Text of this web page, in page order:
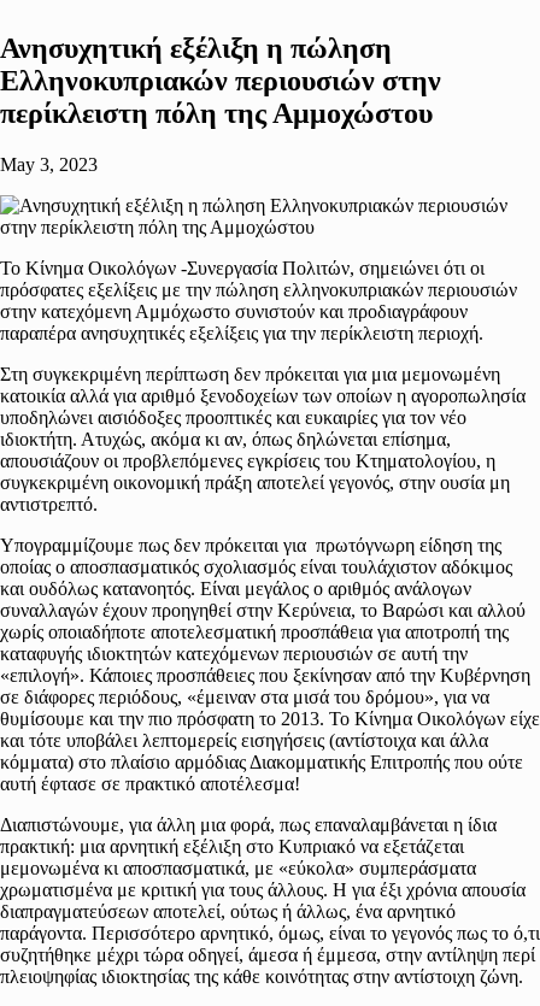
Ανησυχητική εξέλιξη η πώληση
Ελληνοκυπριακών περιουσιών στην
περίκλειστη πόλη της Αμμοχώστου
May 3, 2023
Το Κίνημα Οικολόγων -Συνεργασία Πολιτών, σημειώνει ότι οι
πρόσφατες εξελίξεις με την πώληση ελληνοκυπριακών περιουσιών
στην κατεχόμενη Αμμόχωστο συνιστούν και προδιαγράφουν
παραπέρα ανησυχητικές εξελίξεις για την περίκλειστη περιοχή.
Στη συγκεκριμένη περίπτωση δεν πρόκειται για μια μεμονωμένη
κατοικία αλλά για αριθμό ξενοδοχείων των οποίων η αγοροπωλησία
υποδηλώνει αισιόδοξες προοπτικές και ευκαιρίες για τον νέο
ιδιοκτήτη. Ατυχώς, ακόμα κι αν, όπως δηλώνεται επίσημα,
απουσιάζουν οι προβλεπόμενες εγκρίσεις του Κτηματολογίου, η
συγκεκριμένη οικονομική πράξη αποτελεί γεγονός, στην ουσία μη
αντιστρεπτό.
Υπογραμμίζουμε πως δεν πρόκειται για πρωτόγνωρη είδηση της
οποίας ο αποσπασματικός σχολιασμός είναι τουλάχιστον αδόκιμος
και ουδόλως κατανοητός. Είναι μεγάλος ο αριθμός ανάλογων
συναλλαγών έχουν προηγηθεί στην Κερύνεια, το Βαρώσι και αλλού
χωρίς οποιαδήποτε αποτελεσματική προσπάθεια για αποτροπή της
καταφυγής ιδιοκτητών κατεχόμενων περιουσιών σε αυτή την
«επιλογή». Κάποιες προσπάθειες που ξεκίνησαν από την Κυβέρνηση
σε διάφορες περιόδους, «έμειναν στα μισά του δρόμου», για να
θυμίσουμε και την πιο πρόσφατη το 2013. Το Κίνημα Οικολόγων είχε
και τότε υποβάλει λεπτομερείς εισηγήσεις (αντίστοιχα και άλλα
κόμματα) στο πλαίσιο αρμόδιας Διακομματικής Επιτροπής που ούτε
αυτή έφτασε σε πρακτικό αποτέλεσμα!
Διαπιστώνουμε, για άλλη μια φορά, πως επαναλαμβάνεται η ίδια
πρακτική: μια αρνητική εξέλιξη στο Κυπριακό να εξετάζεται
μεμονωμένα κι αποσπασματικά, με «εύκολα» συμπεράσματα
χρωματισμένα με κριτική για τους άλλους. Η για έξι χρόνια απουσία
διαπραγματεύσεων αποτελεί, ούτως ή άλλως, ένα αρνητικό
παράγοντα. Περισσότερο αρνητικό, όμως, είναι το γεγονός πως το ό,τι
συζητήθηκε μέχρι τώρα οδηγεί, άμεσα ή έμμεσα, στην αντίληψη περί
πλειοψηφίας ιδιοκτησίας της κάθε κοινότητας στην αντίστοιχη ζώνη.